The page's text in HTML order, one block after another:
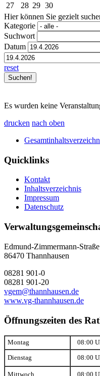
27
28 29 30
Hier können Sie gezielt
Kategorie
Suchwort
Datum
reset
Es wurden keine
drucken nach oben
Quicklinks
Kontakt
Inhaltsverzeichnis
Impressum
Datenschutz
Edmund-Zimmermann-
86470 Thannhausen
08281 901-0
08281 901-20
vgem@thannhausen.de
www.vg-thannhausen.de
Öffnungszeiten des
Montag 08:00
Dienstag 08:00